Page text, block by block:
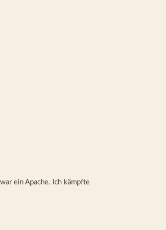
ein Apache. Ich kämpfte